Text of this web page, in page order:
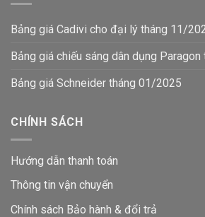
Bảng giá Cadivi cho đại lý tháng 11/
Bảng giá chiếu sáng dân dụng
Bảng giá Schneider tháng 01/2025
CHÍNH SÁCH
Hướng dẫn thanh toán
Thông tin vận chuyển
Chính sách Bảo hành & đổi trả